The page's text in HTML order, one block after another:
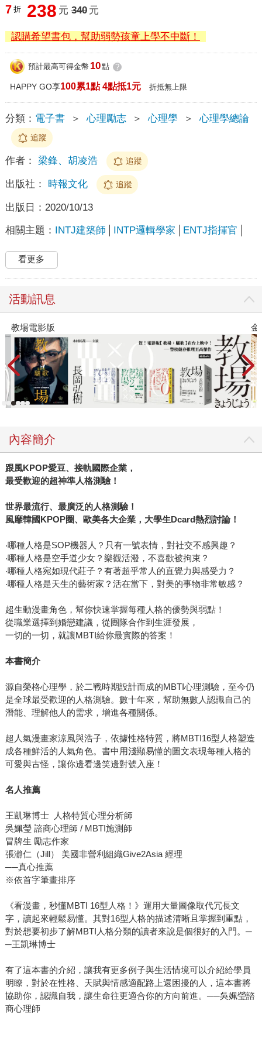
7 折 238 元 340 元
認購希望書包，幫助弱勢孩童上學不中斷！
預計最高可得金幣 10點 ?
HAPPY GO享100累1點 4點抵1元 折抵無上限
分類： 電子書 ＞ 心理勵志 ＞ 心理學 ＞ 心理學總論
追蹤
作者： 梁鋒、胡凌浩 追蹤
出版社： 時報文化 追蹤
出版日： 2020/10/13
相關主題： INTJ建築師 INTP邏輯學家 ENTJ指揮官
看更多
活動訊息
金石堂2026海外優惠：電子書
內容簡介
跟風KPOP愛豆、接軌國際企業，
最受歡迎的超神準人格測驗！
世界最流行、最廣泛的人格測驗！
風靡韓國KPOP圈、歐美各大企業，大學生Dcard熱烈討論！
‧哪種人格是SOP機器人？只有一號表情，對社交不感興趣？
‧哪種人格是空手道少女？樂觀活潑，不喜歡被拘束？
‧哪種人格宛如現代莊子？有著超乎常人的直覺力與感受力？
‧哪種人格是天生的藝術家？活在當下，對美的事物非常敏感？
超生動漫畫角色，幫你快速掌握每種人格的優勢與弱點！
從職業選擇到婚戀建議，從團隊合作到生涯發展，
一切的一切，就讓MBTI給你最實際的答案！
本書簡介
源自榮格心理學，於二戰時期設計而成的MBTI心理測驗，至今仍
是全球最受歡迎的人格測驗。數十年來，幫助無數人認識自己的
潛能、理解他人的需求，增進各種關係。
超人氣漫畫家涼風與浩子，依據性格特質，將MBTI16型人格塑造
成各種鮮活的人氣角色。書中用淺顯易懂的圖文表現每種人格的
可愛與古怪，讓你邊看邊笑邊對號入座！
名人推薦
王凱琳博士 人格特質心理分析師
吳姵瑩 諮商心理師 / MBTI施測師
冒牌生 勵志作家
張瀞仁（Jill） 美國非營利組織Give2Asia 經理
──真心推薦
※依首字筆畫排序
《看漫畫，秒懂MBTI 16型人格！》運用大量圖像取代冗長文
字，讀起來輕鬆易懂。其對16型人格的描述清晰且掌握到重點，
對於想要初步了解MBTI人格分類的讀者來說是個很好的入門。─
─王凱琳博士
有了這本書的介紹，讓我有更多例子與生活情境可以介紹給學員
明瞭，對於在性格、天賦與情感適配路上還困擾的人，這本書將
協助你，認識自我，讓生命往更適合你的方向前進。──吳姵瑩諮
商心理師